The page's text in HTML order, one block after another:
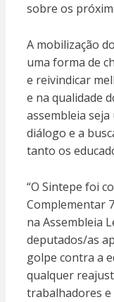
sobre os
A mobilização
uma forma de
e reivindicar
e na qualidade
assembleia
diálogo e a
tanto os
“O Sintepe foi
Complementar
na Assembleia
deputados/as
golpe contra a
qualquer
trabalhadores e